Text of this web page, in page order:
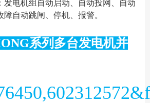
发电机组自动启动、自动投网、自动
自动跳闸、停机、报警。
系列多台发电机并